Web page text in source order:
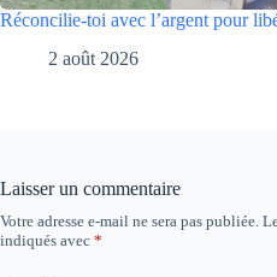
Réconcilie-toi avec l’argent pour
2 août 2026
Laisser un commentaire
Votre adresse e-mail ne sera pas publiée.
indiqués avec *